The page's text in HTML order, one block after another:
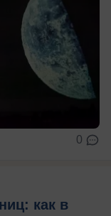
0
как в